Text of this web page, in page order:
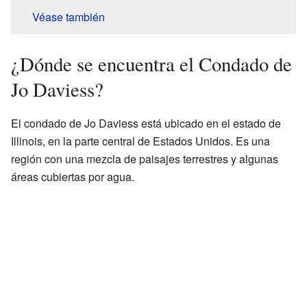
Véase también
¿Dónde se encuentra el Condado de
Jo Daviess?
El condado de Jo Daviess está ubicado en el estado de
Illinois, en la parte central de Estados Unidos. Es una
región con una mezcla de paisajes terrestres y algunas
áreas cubiertas por agua.